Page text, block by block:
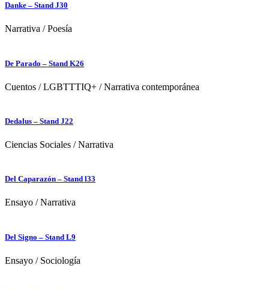
Danke – Stand J30
Narrativa /Poesía
De Parado – Stand K26
Cuentos /LGBTTTIQ+ /Narrativa contemporánea
Dedalus – Stand J22
Ciencias Sociales /Narrativa
Del Caparazón – Stand l33
Ensayo /Narrativa
Del Signo – Stand L9
Ensayo / Sociología